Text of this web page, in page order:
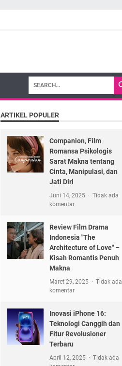
ARTIKEL POPULER
Companion, Film
Romansa Psikologis
Sarat Makna tentang
Cinta, Manipulasi, dan
Jati Diri
Juni 14, 2025
Tidak ada
komentar
Review Film Drama
Indonesia "The
Architecture of Love" –
Kisah Romantis Penuh
Makna
Maret 29, 2025
Tidak ada
komentar
Inovasi iPhone 16:
Teknologi Canggih dan
Fitur Revolusioner
Terbaru
April 12, 2025
Tidak ada